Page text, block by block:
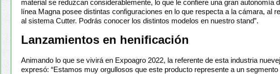
material se reduzcan considerablemente, lo que le confiere una gran autonomía
línea Magna posee distintas configuraciones en lo que respecta a la cámara, al
al sistema Cutter. Podrás conocer los distintos modelos en nuestro stand”.
Lanzamientos en henificación
Animando lo que se vivirá en Expoagro 2022, la referente de esta industria
expresó: “Estamos muy orgullosos que este producto represente a un segmento